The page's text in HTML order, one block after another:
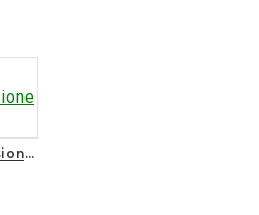
Acquisizione fusione e scissione di società
GIUFFRE' (Torrente) 2025